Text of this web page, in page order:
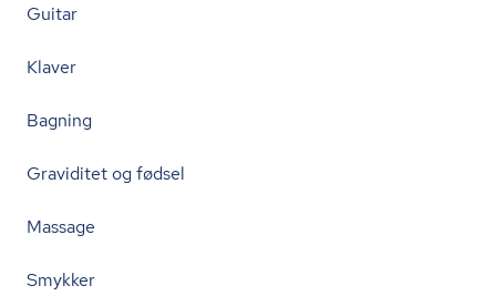
Guitar
Klaver
Bagning
Graviditet og fødsel
Massage
Smykker